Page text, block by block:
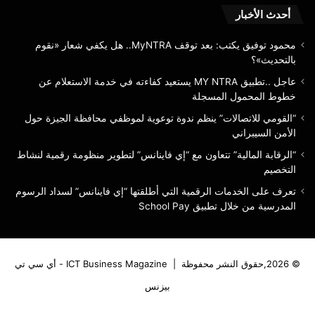
المسجلة
أحدث الأخبار
محمود توفيق يكتب: بعد توقف MyNTRA.. هل يكفي شعار «نقوم
بالتحديث»؟
عاجل ..تطبيق MY NTRA يستعيد كفاءته في خدمة الاستعلام عن
خطوط المحمول المسجلة
“القومي للاتصالات” ينظم ندوة توعوية لموظفي محافظة الجيزة حول
الأمن السيبراني
“الرقابة المالية” تتعاون مع “إي فاينانس” لتطوير منظومة رقمية لنشاط
التخصيم
تعرف على الخدمات الرقمية التي أطلقتها “إي فاينانس” لسداد الرسوم
المدرسية من خلال تطبيق School Pay
© 2026,حقوق النشر محفوظة |
ICT Business Magazine - أي سي تي
بيزنس